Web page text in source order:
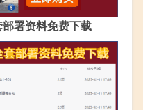
署资料免费下载